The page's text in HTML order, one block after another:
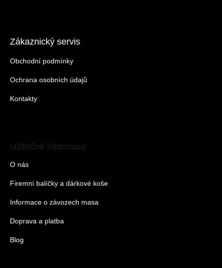
Zákaznický servis
Obchodní podmínky
Ochrana osobních údajů
Kontakty
Užitečné informace
O nás
Firemní balíčky a dárkové koše
Informace o závozech masa
Doprava a platba
Blog